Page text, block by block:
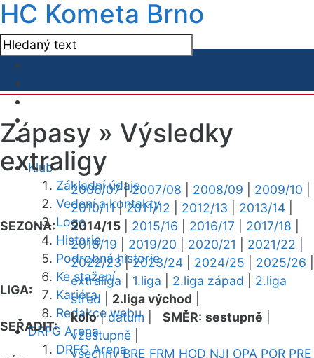
HC Kometa Brno
Klub
Základní údaje
Vedení a kontakty
Logo
Historie
Podrobná historie
Ke stažení
Kariéra
Redakce webu
DRFG Arena
DRFG Arena
Zápasy » Výsledky
extraligy
SEZONA:
2006/07|2007/08 2008/09 2009/10
2010/11|2011/12 2012/13 2013/14
2014/15
2015/16 2016/17 2017/18
2018/19
2019/20 2020/21 2021/22
2022/23|2023/24 2024/25 2025/26
LIGA:
extraliga 1.liga 2.liga západ
2.liga
střed
2.liga východ
SEŘADIT:
kolo|datum SMĚR: sestupně
vzestupně
všechny BRE FRM HOD NJI OPA POR PRE